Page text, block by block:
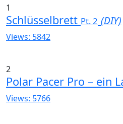
1
Schlüsselbrett Pt. 2 (DIY)
Views: 5842
2
Polar Pacer Pro – ein
Views: 5766